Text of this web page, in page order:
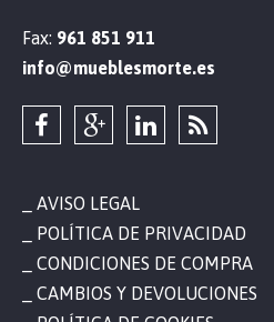
Fax: 961 851 911
info@mueblesmorte.es
AVISO LEGAL
POLÍTICA DE PRIVACIDAD
CONDICIONES DE COMPRA
CAMBIOS Y DEVOLUCIONES